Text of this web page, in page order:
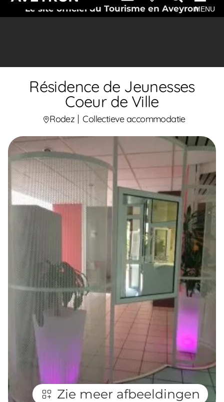
Le site officiel du Tourisme en AveyronMENU
Résidence de Jeunesses
Coeur de Ville
Rodez Collectieve accommodatie
Zie meer afbeeldingen